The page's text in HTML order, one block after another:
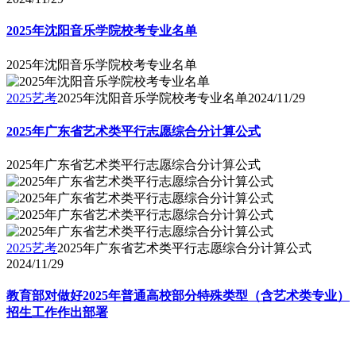
2025年沈阳音乐学院校考专业名单
2025年沈阳音乐学院校考专业名单
2025艺考2025年沈阳音乐学院校考专业名单2024/11/29
2025年广东省艺术类平行志愿综合分计算公式
2025年广东省艺术类平行志愿综合分计算公式
2025艺考2025年广东省艺术类平行志愿综合分计算公式
2024/11/29
教育部对做好2025年普通高校部分特殊类型（含艺术类专业）
招生工作作出部署